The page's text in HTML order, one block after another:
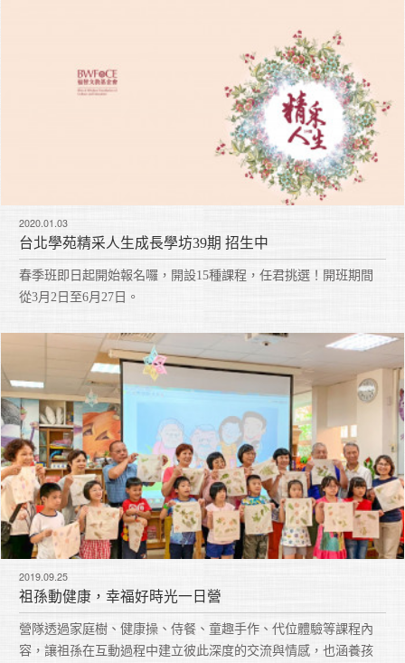
2020.01.03
台北學苑精采人生成長學坊39期 招生中
春季班即日起開始報名囉，開設15種課程，任君挑選！開班期間
從3月2日至6月27日。
2019.09.25
祖孫動健康，幸福好時光一日營
營隊透過家庭樹、健康操、侍餐、童趣手作、代位體驗等課程內
容，讓祖孫在互動過程中建立彼此深度的交流與情感，也涵養孩